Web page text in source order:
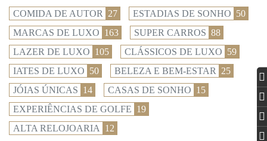
COMIDA DE AUTOR 27 ESTADIAS DE SONHO 50
MARCAS DE LUXO 163 SUPER CARROS 88
LAZER DE LUXO 105 CLÁSSICOS DE LUXO 59
IATES DE LUXO 50 BELEZA E BEM-ESTAR 25
JÓIAS ÚNICAS 14 CASAS DE SONHO 15
EXPERIÊNCIAS DE GOLFE 19
ALTA RELOJOARIA 12